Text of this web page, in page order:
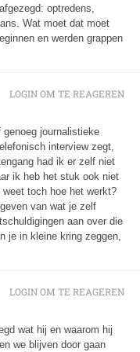
optredens,
Wat moet dat moet
en werden grappen
genoeg journalistieke
interview zegt,
had ik er zelf niet
ik heb het stuk ook niet
toch hoe het werkt?
van wat je zelf
aan over die
je in kleine kring zeggen,
LOGIN OM TE REAGEREN
wat hij en waarom hij
we blijven door gaan
LOGIN OM TE REAGEREN